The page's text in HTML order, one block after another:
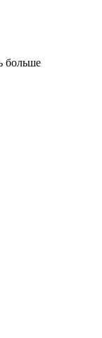
больше